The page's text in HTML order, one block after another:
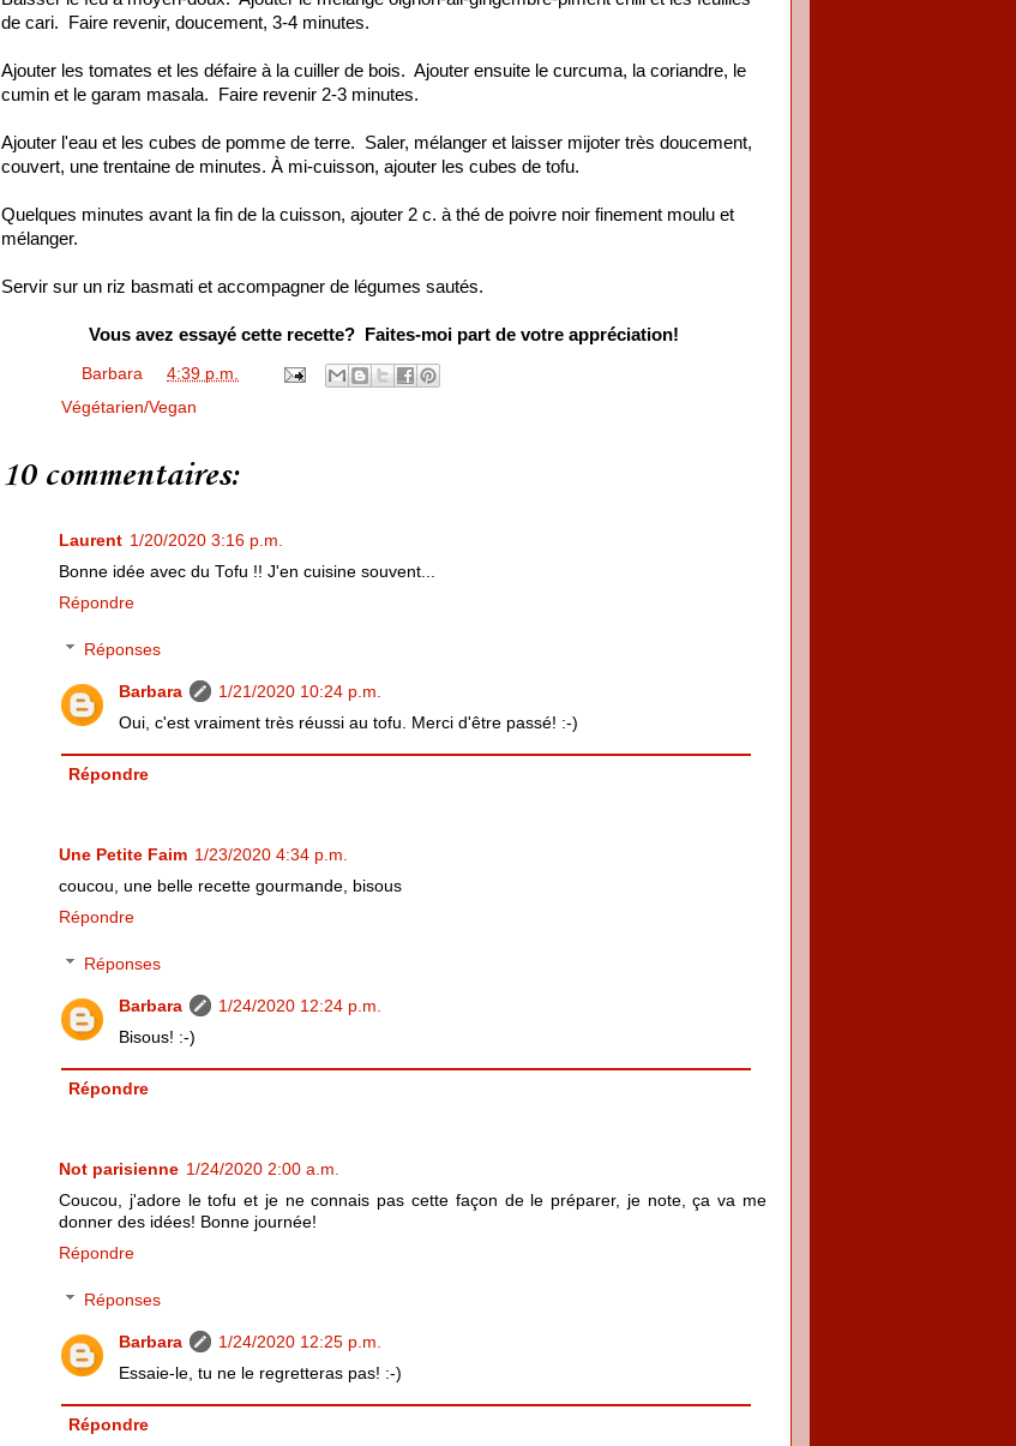
de cari. Faire revenir, doucement, 3-4 minutes.
Ajouter les tomates et les défaire à la cuiller de bois. Ajouter ensuite le curcuma, la coriandre, le
cumin et le garam masala. Faire revenir 2-3 minutes.
Ajouter l'eau et les cubes de pomme de terre. Saler, mélanger et laisser mijoter très doucement,
couvert, une trentaine de minutes. À mi-cuisson, ajouter les cubes de tofu.
Quelques minutes avant la fin de la cuisson, ajouter 2 c. à thé de poivre noir finement moulu et
mélanger.
Servir sur un riz basmati et accompagner de légumes sautés.
Vous avez essayé cette recette? Faites-moi part de votre appréciation!
Barbara
4:39 p.m.
Végétarien/Vegan
10 commentaires:
Laurent 1/20/2020 3:16 p.m.
Bonne idée avec du Tofu !! J'en cuisine souvent...
Répondre
Réponses
Barbara
1/21/2020 10:24 p.m.
Oui, c'est vraiment très réussi au tofu. Merci d'être passé! :-)
Répondre
Une Petite Faim 1/23/2020 4:34 p.m.
coucou, une belle recette gourmande, bisous
Répondre
Réponses
Barbara
1/24/2020 12:24 p.m.
Bisous! :-)
Répondre
Not parisienne 1/24/2020 2:00 a.m.
Coucou, j'adore le tofu et je ne connais pas cette façon de le préparer, je note, ça va me
donner des idées! Bonne journée!
Répondre
Réponses
Barbara
1/24/2020 12:25 p.m.
Essaie-le, tu ne le regretteras pas! :-)
Répondre